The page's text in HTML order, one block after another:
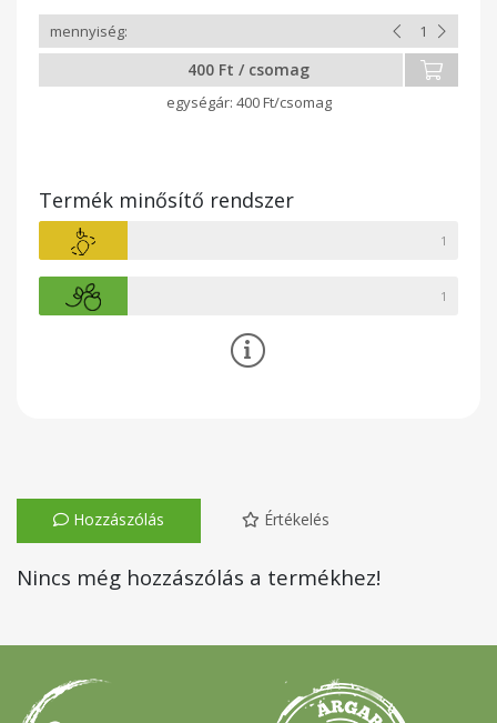
400 Ft / csomag
400 Ft/csomag
Termék minősítő rendszer
1
1
Hozzászólás Értékelés
Nincs még hozzászólás a termékhez!